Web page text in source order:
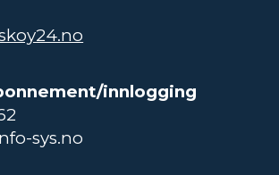
innlogging
sys.no